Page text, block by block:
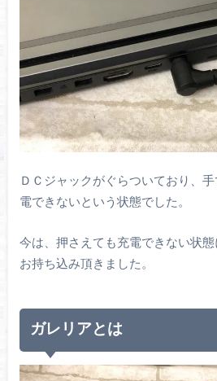
ＤＣジャックがぐらついており、
電できないという状態でした。
今は、押さえても充電できない状態
お持ち込み頂きました。
ガレリアとは